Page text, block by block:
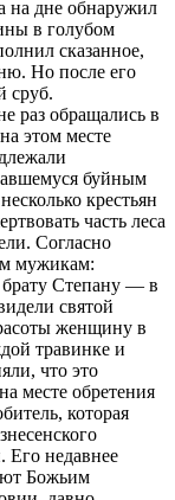
на дне обнаружил
в голубом
сказанное,
Но после его
сруб.
раз обращались в
этом месте
буйным
крестьян
часть леса
Согласно
мужикам:
Степану — в
святой
женщину в
травинке и
что это
месте обретения
которая
Его недавнее
Божьим